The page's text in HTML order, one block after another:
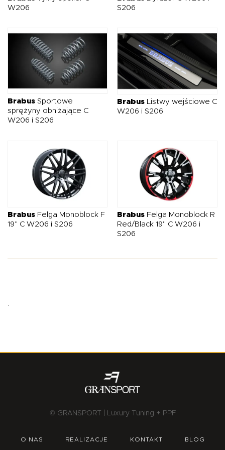
zmiany wyglądu auta.
W206
S206
Brabus Sportowe
sprężyny obniżające C
W206 i S206
Brabus Listwy wejściowe C
W206 i S206
Brabus Felga Monoblock F
19" C W206 i S206
Brabus Felga Monoblock R
Red/Black 19" C W206 i
S206
.
© GRANSPORT | Luxury Tuning + PPF
O NAS REALIZACJE KONTAKT BLOG